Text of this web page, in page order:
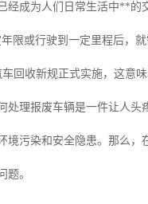
经成为人们日常生活中**的
限或行驶到一定里程后，
回收新规正式实施，这意
处理报废车辆是一件让人
境污染和安全隐患。那么
题。